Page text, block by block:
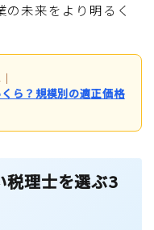
の未来をより明るく
｜
ら？規模別の適正価格
税理士を選ぶ3